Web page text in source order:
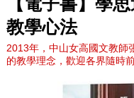
教學心法
2013年，中山女高國文教師
的教學理念，歡迎各界隨時